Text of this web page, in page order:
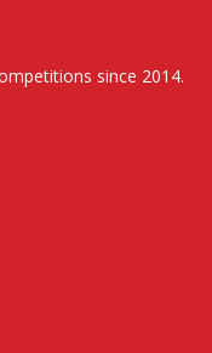
since 2014.